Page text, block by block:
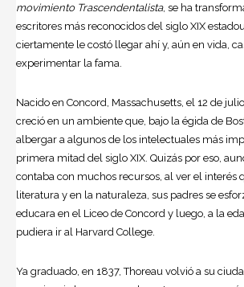
movimiento Trascendentalista, se ha
escritores más reconocidos del siglo XIX
ciertamente le costó llegar ahí y, aún en vida,
experimentar la fama.
Nacido en Concord, Massachusetts, el 12 de
creció en un ambiente que, bajo la égida de
albergar a algunos de los intelectuales más
primera mitad del siglo XIX. Quizás por eso,
contaba con muchos recursos, al ver el interés
literatura y en la naturaleza, sus padres se
educara en el Liceo de Concord y luego, a la
pudiera ir al Harvard College.
Ya graduado, en 1837, Thoreau volvió a su